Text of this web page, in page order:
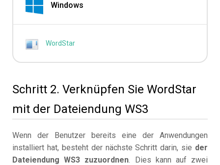
Windows
WordStar
Schritt 2. Verknüpfen Sie WordStar
mit der Dateiendung WS3
Wenn der Benutzer bereits eine der Anwendungen
installiert hat, besteht der nächste Schritt darin, sie der
Dateiendung WS3 zuzuordnen. Dies kann auf zwei